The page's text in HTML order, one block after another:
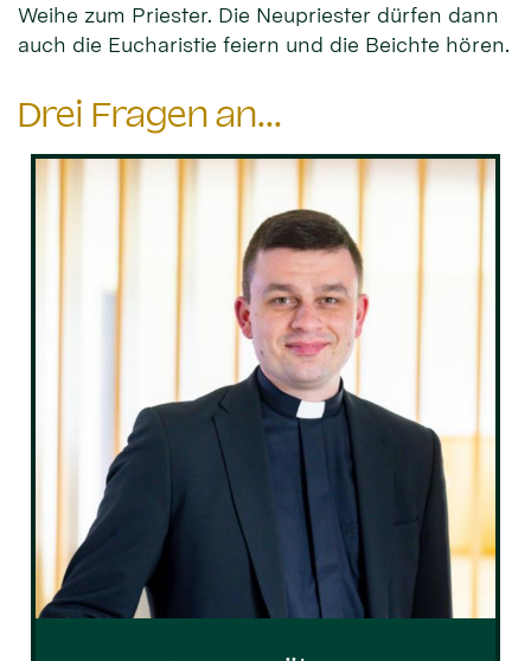
Weihe zum Priester. Die Neupriester dürfen dann
auch die Eucharistie feiern und die Beichte hören.
Drei Fragen an...